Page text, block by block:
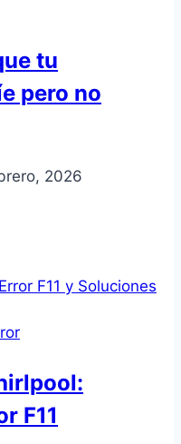
tu
pero no
2026
F11